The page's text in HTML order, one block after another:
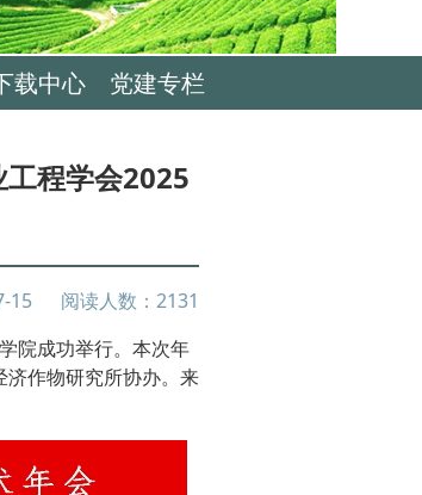
载中心 党建专栏
程学会2025
15 阅读人数： 2131
学院成功举行。 本次年
济作物研究所协办。来